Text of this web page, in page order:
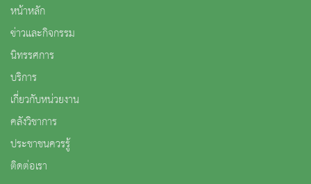
หน้าหลัก
ข่าวและกิจกรรม
นิทรรศการ
บริการ
เกี่ยวกับหน่วยงาน
คลังวิชาการ
ประชาชนควรรู้
ติดต่อเรา